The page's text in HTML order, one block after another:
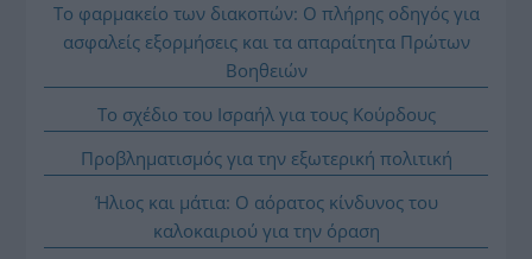
Το φαρμακείο των διακοπών: Ο πλήρης οδηγός για
ασφαλείς εξορμήσεις και τα απαραίτητα Πρώτων
Βοηθειών
Το σχέδιο του Ισραήλ για τους Κούρδους
Προβληματισμός για την εξωτερική πολιτική
Ήλιος και μάτια: Ο αόρατος κίνδυνος του
καλοκαιριού για την όραση